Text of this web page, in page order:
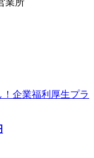
！企業福利厚生プラ